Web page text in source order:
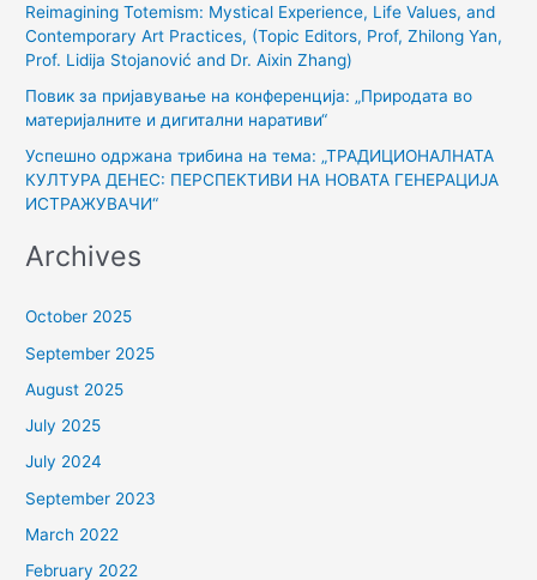
:
Reimagining Totemism: Mystical Experience, Life Values, and
Contemporary Art Practices, (Topic Editors, Prof, Zhilong Yan,
Prof. Lidija Stojanović and Dr. Aixin Zhang)
Повик за пријавување на конференција: „Природата во
материјалните и дигитални наративи“
Успешно одржана трибина на тема: „ТРАДИЦИОНАЛНАТА
КУЛТУРА ДЕНЕС: ПЕРСПЕКТИВИ НА НОВАТА ГЕНЕРАЦИЈА
ИСТРАЖУВАЧИ“
Archives
October 2025
September 2025
August 2025
July 2025
July 2024
September 2023
March 2022
February 2022